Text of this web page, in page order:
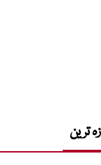
ترین